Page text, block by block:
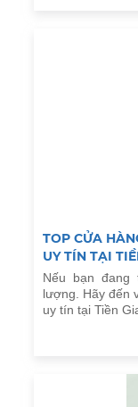
TOP CỬA
UY TÍN TẠI
Nếu bạn
lượng. Hãy đến
uy tín tại Tiền